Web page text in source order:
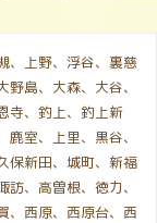
、上野、浮谷、裏慈
島、大森、大谷、
寺、釣上、釣上新
室、上里、黒谷、
保新田、城町、新福
、高曽根、徳力、
、西原、西原台、西